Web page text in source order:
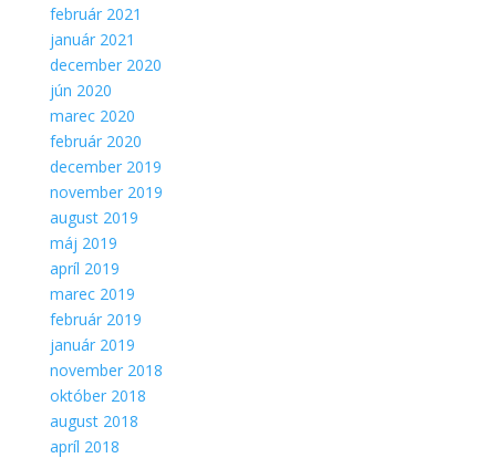
február 2021
január 2021
december 2020
jún 2020
marec 2020
február 2020
december 2019
november 2019
august 2019
máj 2019
apríl 2019
marec 2019
február 2019
január 2019
november 2018
október 2018
august 2018
apríl 2018